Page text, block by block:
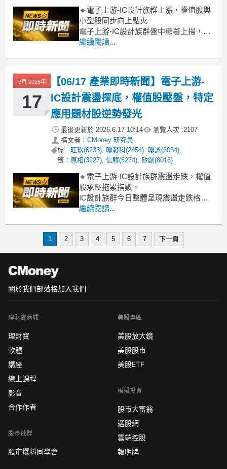
🔸電子上游-IC設計族群上漲，權值股與
小型股同步向上點火
電子上游-IC設計族群盤中顯著上揚，漲
幅達2.25%，主要是資金回流權值股及特
頭信心。同時，多檔中小型IC設計如佑
華、雅特力-KY、富鼎等攻上漲停，展現
旺盛人
繼續閱讀...
6月 2026年
17
【06/17 產業即時新聞】電子上游-
IC設計震盪探底，權值股壓盤，特定
應用題材股逆勢發光
最後更新於 2026.6.17 10:14 瀏覽人次 :2107
撰文者： CMoney 研究員
標
籤：
旺玖(6233),聯發科(2454),聯詠(3034),
原相(3227),信驊(5274),矽創(8016)
🔸電子上游-IC設計族群震盪走跌，權值
股承壓拖累指數。
IC設計族群今日整體呈現震盪走跌格
局，類股跌幅達2.12%。盤面觀察，聯發
氛圍偏弱。不過，即便大盤向下，仍有
繼續閱讀...
1 2 3 4 5 6 7 下一頁
關於我們部落格加入我們
理財寶商城
理財寶
軟體
講座
線上課程
影音
合作作者
股市社群
股市爆料同學會
美股專區
美股放大鏡
美股股市
美股ETF
模擬投資
股市大富翁
選股網
雲端控股
報明牌